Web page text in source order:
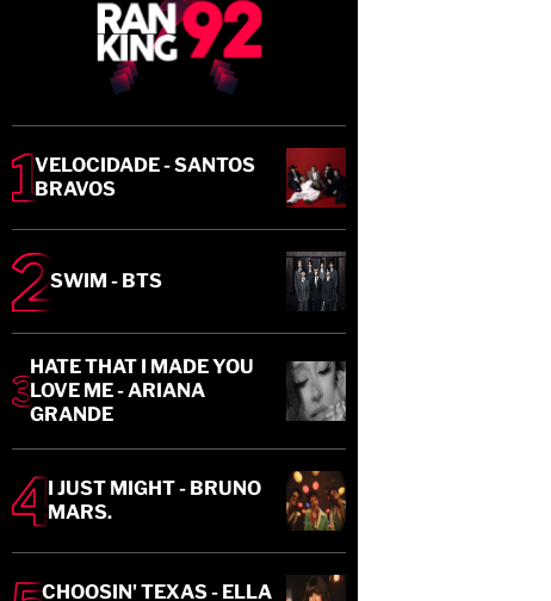
VELOCIDADE - SANTOS
BRAVOS
SWIM - BTS
HATE THAT I MADE YOU
LOVE ME - ARIANA
GRANDE
I JUST MIGHT - BRUNO
MARS.
CHOOSIN' TEXAS - ELLA